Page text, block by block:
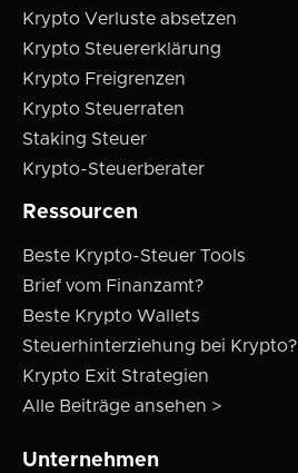
Krypto Verluste absetzen
Krypto Steuererklärung
Krypto Freigrenzen
Krypto Steuerraten
Staking Steuer
Krypto-Steuerberater
Ressourcen
Beste Krypto-Steuer Tools
Brief vom Finanzamt?
Beste Krypto Wallets
Steuerhinterziehung bei Krypto?
Krypto Exit Strategien
Alle Beiträge ansehen >
Unternehmen